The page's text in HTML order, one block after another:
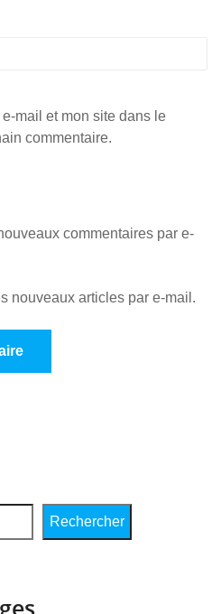
mail et mon site dans le
commentaire.
commentaires par e-
nouveaux articles par e-mail.
Rechercher